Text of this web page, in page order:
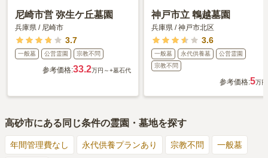
尼崎市営 弥生ケ丘墓園
兵庫県 / 尼崎市
3.7
一般墓 公営霊園 宗教不問
参考価格:33.2万円～+墓石代
神戸市立 鵯越墓園
兵庫県 /神戸市北区
3.6
一般墓 永代供養墓
公営霊園
宗教不問
参考価格:5万円
高砂市にある同じ条件の霊園・墓地を探す
年間管理費なし 永代供養プランあり 宗教不問 一般墓